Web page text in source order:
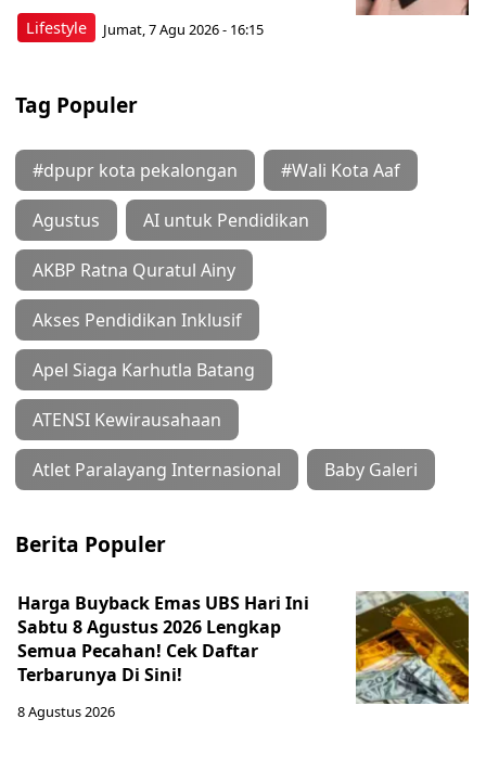
Lifestyle Jumat, 7 Agu 2026 - 16:15
Tag Populer
#dpupr kota pekalongan #Wali Kota Aaf
Agustus AI untuk Pendidikan
AKBP Ratna Quratul Ainy
Akses Pendidikan Inklusif
Apel Siaga Karhutla Batang
ATENSI Kewirausahaan
Atlet Paralayang Internasional Baby Galeri
Berita Populer
Harga Buyback Emas UBS Hari Ini
Sabtu 8 Agustus 2026 Lengkap
Semua Pecahan! Cek Daftar
Terbarunya Di Sini!
8 Agustus 2026